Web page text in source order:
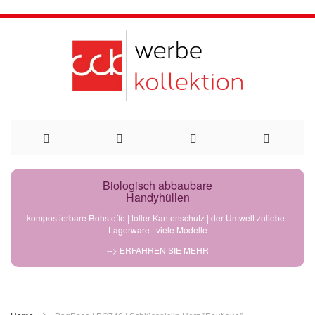
Direkt
Biologisch abbaubare
Handyhüllen
kompostierbare Rohstoffe | toller Kantenschutz | der Umwelt zuliebe |
Lagerware | viele Modelle
--> ERFAHREN SIE MEHR